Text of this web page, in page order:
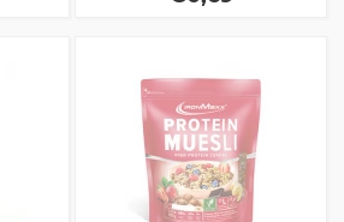
contiene anche vitamina D e